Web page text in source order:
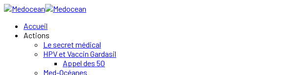
Accueil
Actions
Le secret médical
HPV et Vaccin Gardasil
Appel des 50
Med-Océanes